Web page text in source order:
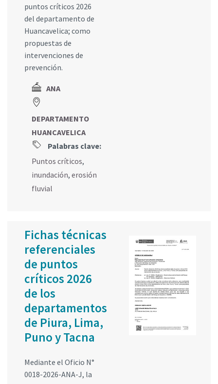
puntos críticos 2026
del departamento de
Huancavelica; como
propuestas de
intervenciones de
prevención.
ANA
DEPARTAMENTO
HUANCAVELICA
Palabras clave:
Puntos críticos,
inundación, erosión
fluvial
Fichas técnicas
referenciales
de puntos
críticos 2026
de los
departamentos
de Piura, Lima,
Puno y Tacna
Mediante el Oficio N°
0018-2026-ANA-J, la